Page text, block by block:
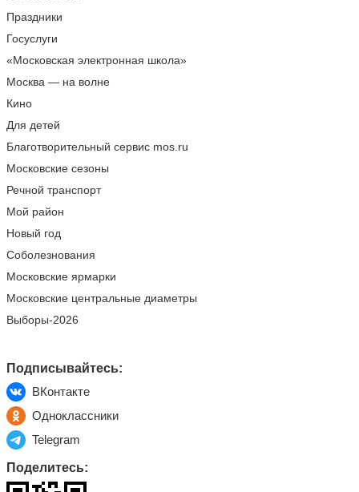
Праздники
Госуслуги
«Московская электронная школа»
Москва — на волне
Кино
Для детей
Благотворительный сервис mos.ru
Московские сезоны
Речной транспорт
Мой район
Новый год
Соболезнования
Московские ярмарки
Московские центральные диаметры
Выборы-2026
Подписывайтесь:
ВКонтакте
Одноклассники
Telegram
Поделитесь: